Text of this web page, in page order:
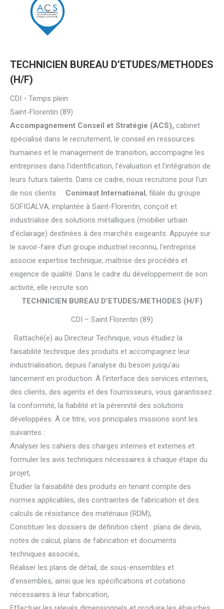
TECHNICIEN BUREAU D’ETUDES/METHODES
(H/F)
CDI - Temps plein
Saint-Florentin (89)
Accompagnement Conseil et Stratégie (ACS), cabinet
spécialisé dans le recrutement, le conseil en ressources
humaines et le management de transition, accompagne les
entreprises dans l’identification, l’évaluation et l’intégration de
leurs futurs talents. Dans ce cadre, nous recrutons pour l’un
de nos clients : Conimast International, filiale du groupe
SOFIGALVA, implantée à Saint-Florentin, conçoit et
industrialise des solutions métalliques (mobilier urbain
d’éclairage) destinées à des marchés exigeants. Appuyée sur
le savoir-faire d’un groupe industriel reconnu, l’entreprise
associe expertise technique, maîtrise des procédés et
exigence de qualité. Dans le cadre du développement de son
activité, elle recrute son :
TECHNICIEN BUREAU D’ETUDES/METHODES (H/F)
CDI – Saint Florentin (89)
Rattaché(e) au Directeur Technique, vous étudiez la
faisabilité technique des produits et accompagnez leur
industrialisation, depuis l’analyse du besoin jusqu’au
lancement en production. À l’interface des services internes,
des clients, des agents et des fournisseurs, vous garantissez
la conformité, la fiabilité et la pérennité des solutions
développées. À ce titre, vos principales missions sont les
suivantes :
Analyser les cahiers des charges internes et externes et
formuler les avis techniques nécessaires à chaque étape du
projet,
Étudier la faisabilité des produits en tenant compte des
normes applicables, des contraintes de fabrication et des
calculs de résistance des matériaux (RDM),
Constituer les dossiers de définition client : plans de devis,
notes de calcul, plans de fabrication et documents
techniques associés,
Réaliser les plans de détail, de sous-ensembles et
d’ensembles, ainsi que les spécifications et cotations
nécessaires à leur fabrication,